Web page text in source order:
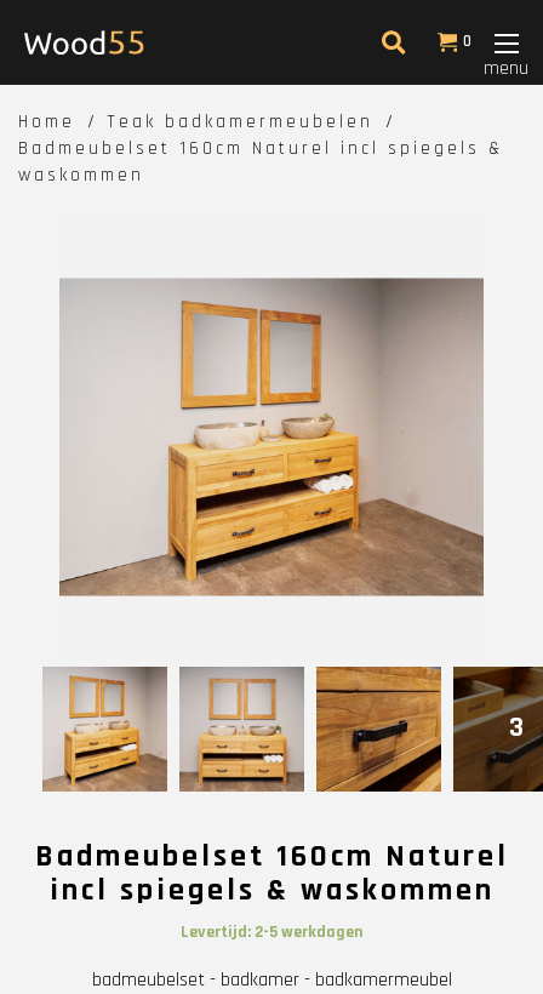
0
menu
Home
Teak badkamermeubelen
Badmeubelset 160cm Naturel incl spiegels &
waskommen
3
Badmeubelset 160cm Naturel
incl spiegels & waskommen
Levertijd: 2-5 werkdagen
badmeubelset - badkamer - badkamermeubel